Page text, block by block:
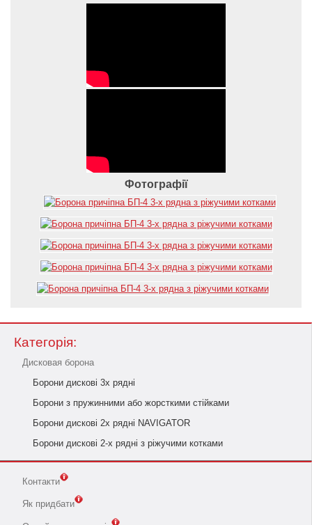
Категорія:
Дисковая борона
Борони дискові 3х рядні
Борони з пружинними або жорсткими стійками
Борони дискові 2х рядні NAVIGATOR
Борони дискові 2-х рядні з ріжучими котками
Контакти
Як придбати
Фотографії